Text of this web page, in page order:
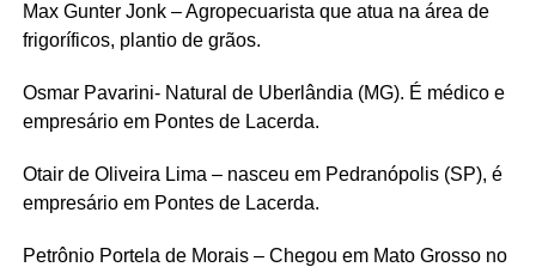
Max Gunter Jonk – Agropecuarista que atua na área de
frigoríficos, plantio de grãos.
Osmar Pavarini- Natural de Uberlândia (MG). É médico e
empresário em Pontes de Lacerda.
Otair de Oliveira Lima – nasceu em Pedranópolis (SP), é
empresário em Pontes de Lacerda.
Petrônio Portela de Morais – Chegou em Mato Grosso no